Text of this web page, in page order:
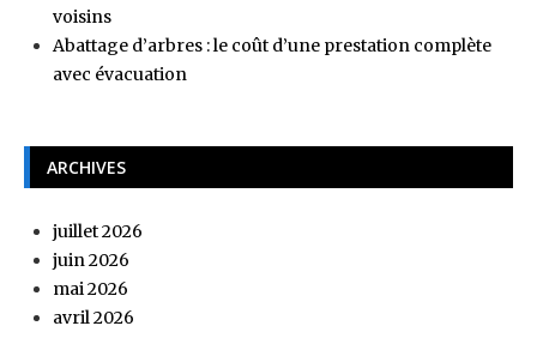
voisins
Abattage d’arbres : le coût d’une prestation complète
avec évacuation
ARCHIVES
juillet 2026
juin 2026
mai 2026
avril 2026